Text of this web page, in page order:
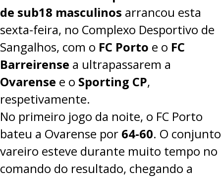
de sub18 masculinos arrancou esta
sexta-feira, no Complexo Desportivo de
Sangalhos, com o FC Porto e o FC
Barreirense a ultrapassarem a
Ovarense e o Sporting CP,
respetivamente.
No primeiro jogo da noite, o FC Porto
bateu a Ovarense por 64-60. O conjunto
vareiro esteve durante muito tempo no
comando do resultado, chegando a